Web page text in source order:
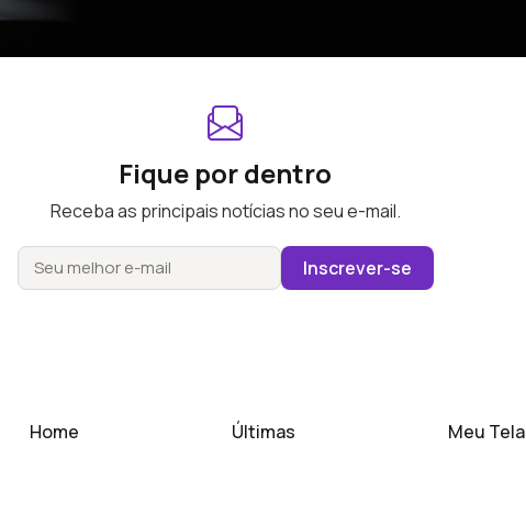
Fique por dentro
Receba as principais notícias no seu e-mail.
Inscrever-se
Home Últimas Meu Tela